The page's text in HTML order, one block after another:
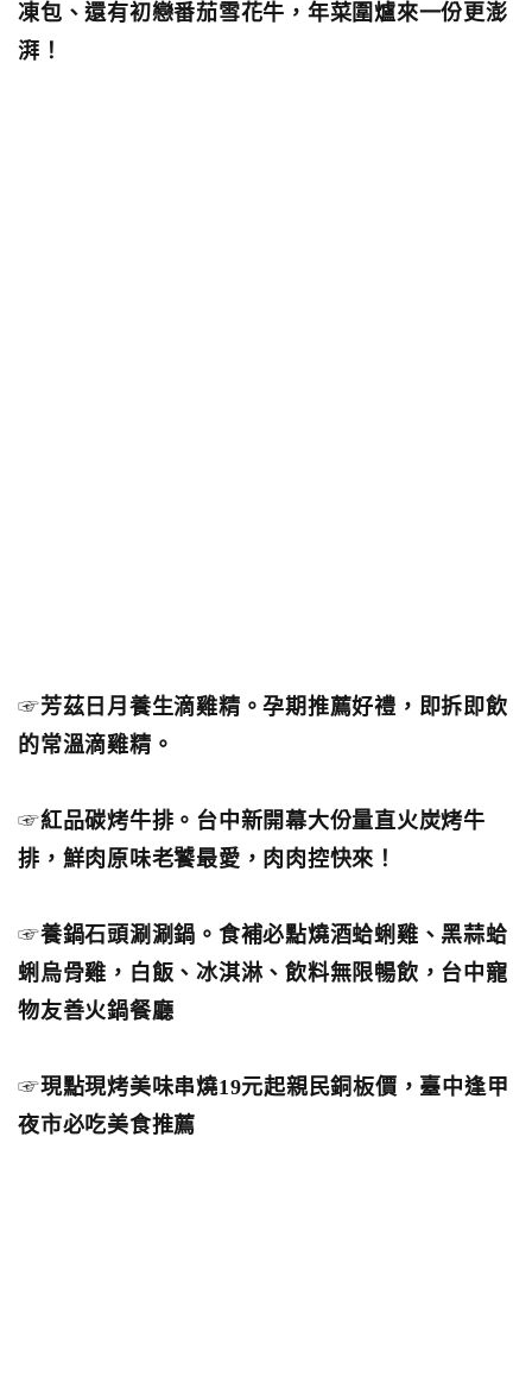
凍包、還有初戀番茄雪花牛，年菜圍爐來一份更澎
湃！
☞芳茲日月養生滴雞精。孕期推薦好禮，即拆即飲
的常溫滴雞精。
☞紅品碳烤牛排。台中新開幕大份量直火炭烤牛
排，鮮肉原味老饕最愛，肉肉控快來！
☞養鍋石頭涮涮鍋。食補必點燒酒蛤蜊雞、黑蒜蛤
蜊烏骨雞，白飯、冰淇淋、飲料無限暢飲，台中寵
物友善火鍋餐廳
☞現點現烤美味串燒19元起親民銅板價，臺中逢甲
夜市必吃美食推薦